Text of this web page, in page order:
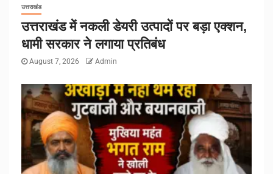
उत्तराखंड
उत्तराखंड में नकली डेयरी उत्पादों पर बड़ा एक्शन,
धामी सरकार ने लगाया प्रतिबंध
August 7, 2026 Admin